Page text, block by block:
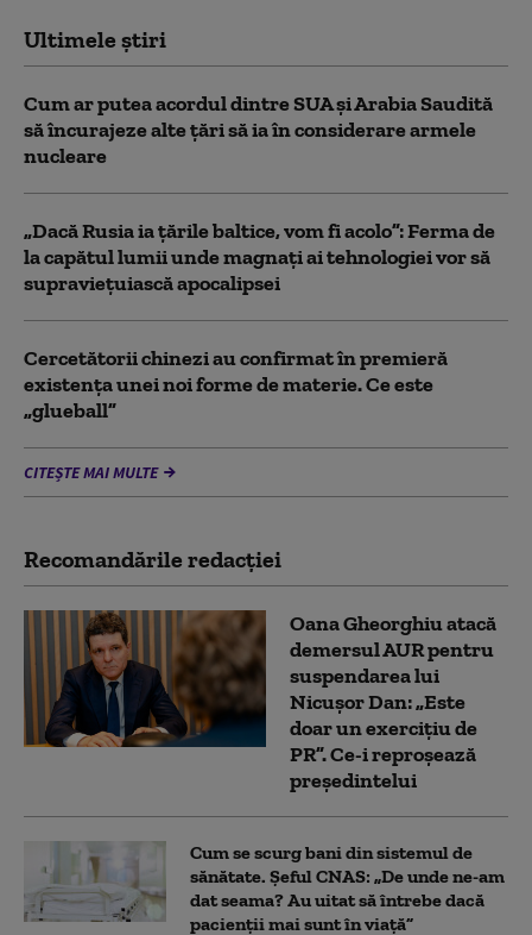
Ultimele știri
Cum ar putea acordul dintre SUA și Arabia Saudită
să încurajeze alte țări să ia în considerare armele
nucleare
„Dacă Rusia ia țările baltice, vom fi acolo”: Ferma de
la capătul lumii unde magnați ai tehnologiei vor să
supraviețuiască apocalipsei
Cercetătorii chinezi au confirmat în premieră
existenţa unei noi forme de materie. Ce este
„glueball”
CITEȘTE MAI MULTE
Recomandările redacţiei
Oana Gheorghiu atacă
demersul AUR pentru
suspendarea lui
Nicușor Dan: „Este
doar un exercițiu de
PR”. Ce-i reproșează
președintelui
Cum se scurg bani din sistemul de
sănătate. Șeful CNAS: „De unde ne-am
dat seama? Au uitat să întrebe dacă
pacienții mai sunt în viață”